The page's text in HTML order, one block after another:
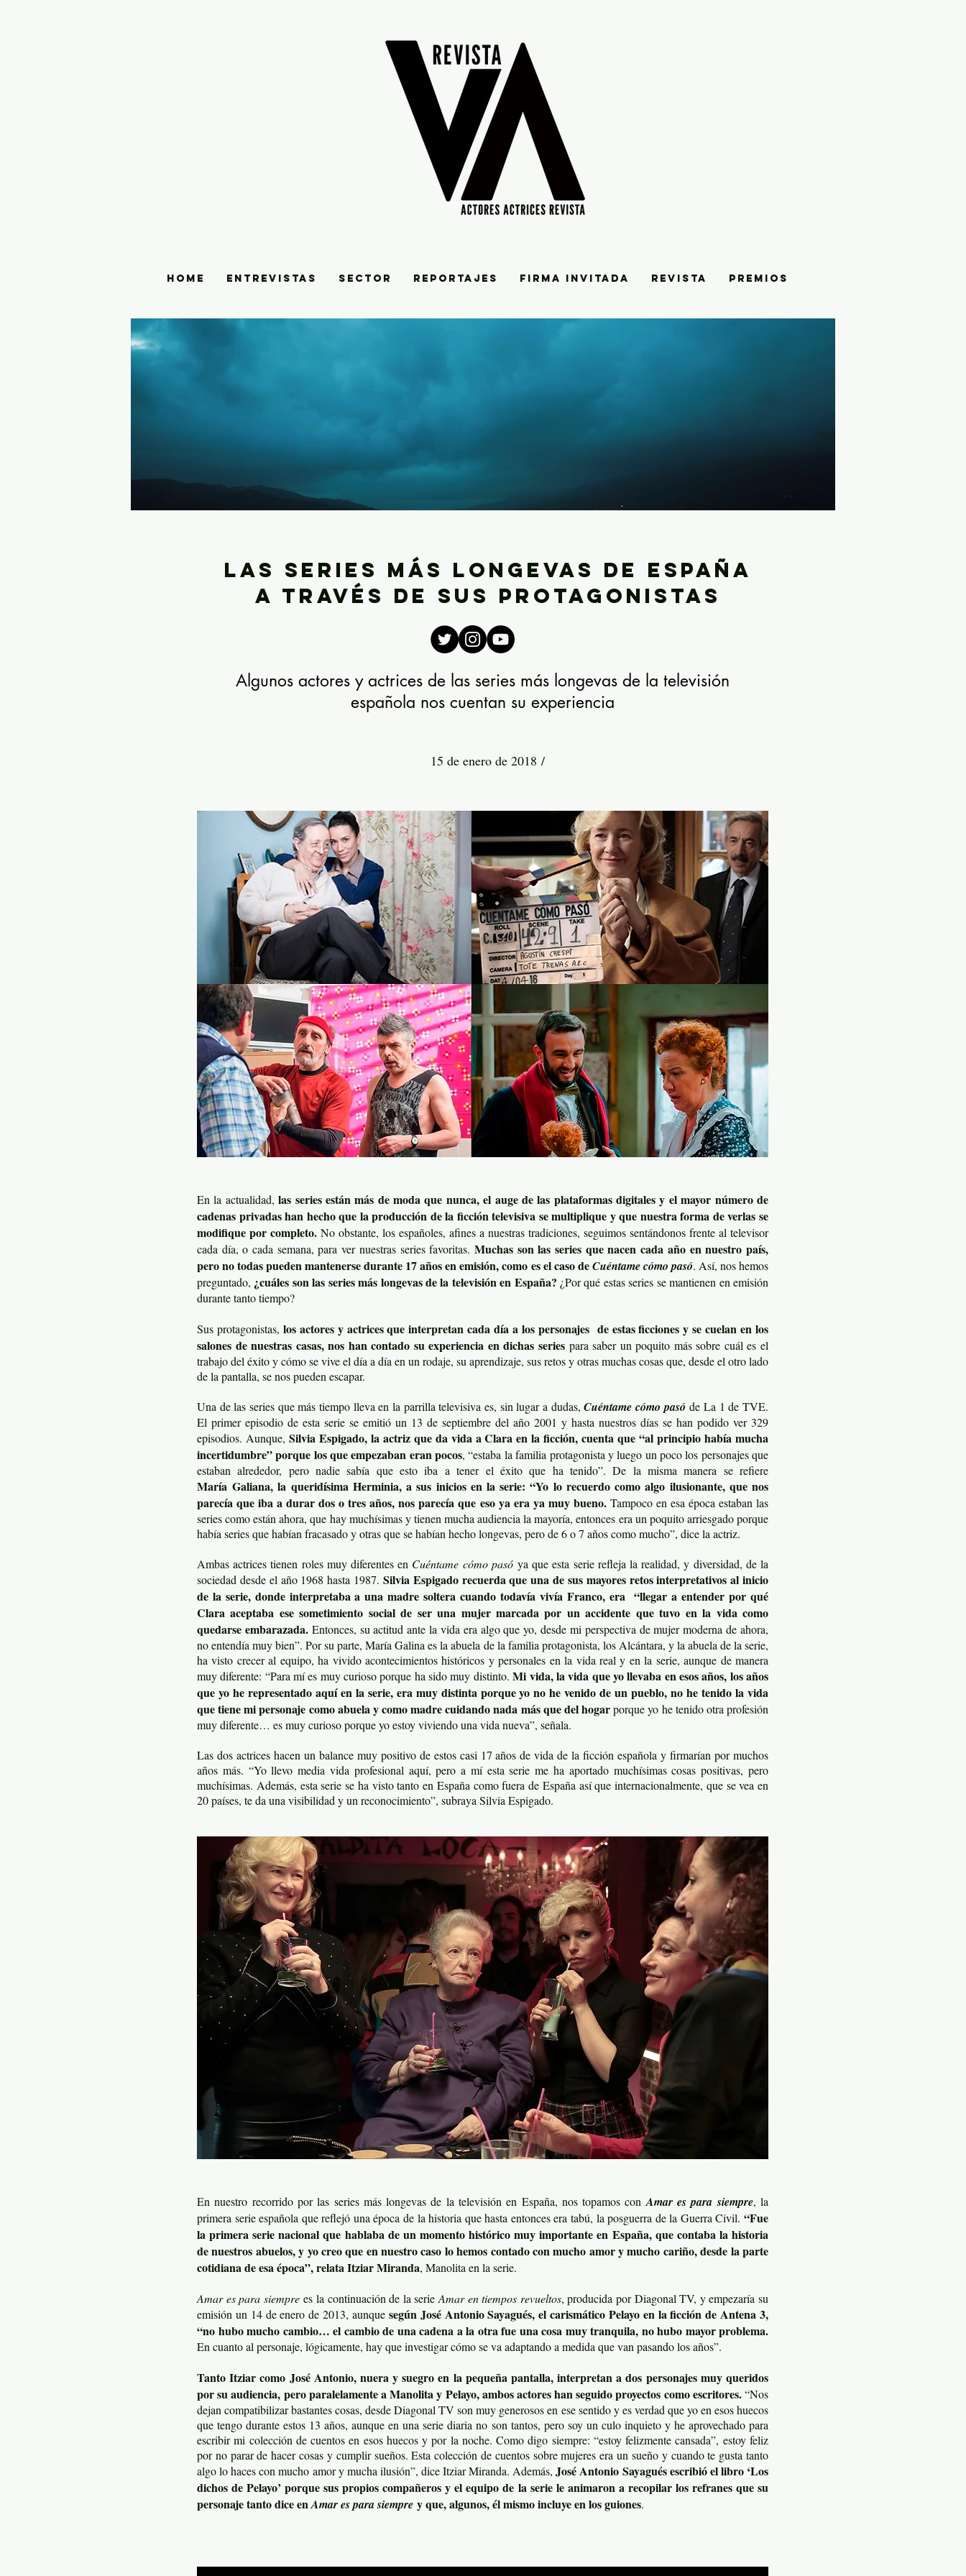
HOME ENTREVISTAS SECTOR REPORTAJES FIRMA INVITADA REVISTA PREMIOS
las series más longevas de españa
a través de sus protagonistas
Algunos actores y actrices de las series más longevas de la televisión
española nos cuentan su experiencia
15 de enero de 2018 /
En la actualidad,las series están más de moda que nunca, el auge de las plataformas digitales y el mayor número de
cadenas privadas han hecho que la producción de la ficción televisiva se multiplique y que nuestra forma de verlas se
modifique por completo. No obstante, los españoles, afines a nuestras tradiciones, seguimos sentándonos frente al televisor
cada día, o cada semana, para ver nuestras series favoritas. Muchas son las series que nacen cada año en nuestro país,
pero no todas pueden mantenerse durante 17 años en emisión, como es el caso deCuéntame cómo pasó. Así, nos hemos
preguntado, ¿cuáles son las series más longevas de la televisión en España? ¿Por qué estas series se mantienen en emisión
durante tanto tiempo?
Sus protagonistas, los actores y actrices que interpretan cada día a los personajes de estas ficciones y se cuelan en los
salones de nuestras casas, nos han contado su experiencia en dichas series para saber un poquito más sobre cuál es el
trabajo del éxito y cómo se vive el día a día en un rodaje, su aprendizaje, sus retos y otras muchas cosas que, desde el otro lado
de la pantalla, se nos pueden escapar.
Una de las series que más tiempo lleva en la parrilla televisiva es, sin lugar a dudas,Cuéntame cómo pasó de La 1 de TVE.
El primer episodio de esta serie se emitió un 13 de septiembre del año 2001 y hasta nuestros días se han podido ver 329
episodios. Aunque, Silvia Espigado, la actriz que da vida a Clara en la ficción, cuenta que “al principio había mucha
incertidumbre” porque los que empezaban eran pocos, “estaba la familia protagonista y luego un poco los personajes que
estaban alrededor, pero nadie sabía que esto iba a tener el éxito que ha tenido”. De la misma manera se refiere
María Galiana, la queridísima Herminia, a sus inicios en la serie: “Yo lo recuerdo como algo ilusionante, que nos
parecía que iba a durar dos o tres años, nos parecía que eso ya era ya muy bueno.Tampoco en esa época estaban las
series como están ahora, que hay muchísimas y tienen mucha audiencia la mayoría, entonces era un poquito arriesgado porque
había series que habían fracasado y otras que se habían hecho longevas, pero de 6 o 7 años como mucho”, dice la actriz.
Ambas actrices tienen roles muy diferentes en Cuéntame cómo pasóya que esta serie refleja la realidad, y diversidad, de la
sociedad desde el año 1968 hasta 1987. Silvia Espigado recuerda que una de sus mayores retos interpretativos al inicio
de la serie, donde interpretaba a una madre soltera cuando todavía vivía Franco, era “llegar a entender por qué
Clara aceptaba ese sometimiento social de ser una mujer marcada por un accidente que tuvo en la vida como
quedarse embarazada.Entonces, su actitud ante la vida era algo que yo, desde mi perspectiva de mujer moderna de ahora,
no entendía muy bien”. Por su parte, María Galina es la abuela de la familia protagonista, los Alcántara, y la abuela de la serie,
ha visto crecer al equipo, ha vivido acontecimientos históricos y personales en la vida real y en la serie, aunque de manera
muy diferente: “Para mí es muy curioso porque ha sido muy distinto.Mi vida, la vida que yo llevaba en esos años, los años
que yo he representado aquí en la serie, era muy distinta porque yo no he venido de un pueblo, no he tenido la vida
que tiene mi personaje como abuela y como madre cuidando nada más que del hogarporque yo he tenido otra profesión
muy diferente… es muy curioso porque yo estoy viviendo una vida nueva”, señala.
Las dos actrices hacen un balance muy positivo de estos casi 17 años de vida de la ficción española y firmarían por muchos
años más. “Yo llevo media vida profesional aquí, pero a mí esta serie me ha aportado muchísimas cosas positivas, pero
muchísimas. Además, esta serie se ha visto tanto en España como fuera de España así que internacionalmente, que se vea en
20 países, te da una visibilidad y un reconocimiento”, subraya Silvia Espigado.
En nuestro recorrido por las series más longevas de la televisión en España, nos topamos con Amar es para siempre, la
primera serie española que reflejó una época de la historia que hasta entonces era tabú, la posguerra de la Guerra Civil. “Fue
la primera serie nacional que hablaba de un momento histórico muy importante en España, que contaba la historia
de nuestros abuelos, y yo creo que en nuestro caso lo hemos contado con mucho amor y mucho cariño, desde la parte
cotidiana de esa época”, relata Itziar Miranda, Manolita en la serie.
Amar es para siemprees la continuación de la serieAmar en tiempos revueltos, producida por Diagonal TV, y empezaría su
emisión un 14 de enero de 2013, aunque según José Antonio Sayagués, el carismático Pelayo en la ficción de Antena 3,
“no hubo mucho cambio… el cambio de una cadena a la otra fue una cosa muy tranquila, no hubo mayor problema.
En cuanto al personaje, lógicamente, hay que investigar cómo se va adaptando a medida que van pasando los años”.
Tanto Itziar como José Antonio, nuera y suegro en la pequeña pantalla, interpretan a dos personajes muy queridos
por su audiencia, pero paralelamente a Manolita y Pelayo, ambos actores han seguido proyectos como escritores.“Nos
dejan compatibilizar bastantes cosas, desde Diagonal TV son muy generosos en ese sentido y es verdad que yo en esos huecos
que tengo durante estos 13 años, aunque en una serie diaria no son tantos, pero soy un culo inquieto y he aprovechado para
escribir mi colección de cuentos en esos huecos y por la noche. Como digo siempre: “estoy felizmente cansada”, estoy feliz
por no parar de hacer cosas y cumplir sueños. Esta colección de cuentos sobre mujeres era un sueño y cuando te gusta tanto
algo lo haces con mucho amor y mucha ilusión”, dice Itziar Miranda. Además,José Antonio Sayagués escribió el libro ‘Los
dichos de Pelayo’ porque sus propios compañeros y el equipo de la serie le animaron a recopilar los refranes que su
personaje tanto dice enAmar es para siempre y que, algunos, él mismo incluye en los guiones.